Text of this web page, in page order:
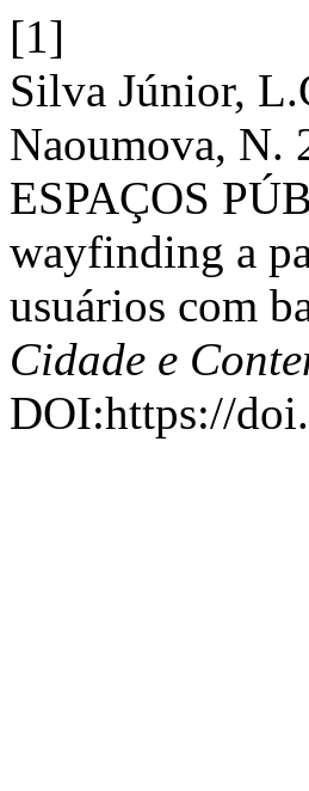
[1]
Silva Júnior,
Naoumova, N.
ESPAÇOS
wayfinding a
usuários com
Cidade e
DOI:https://